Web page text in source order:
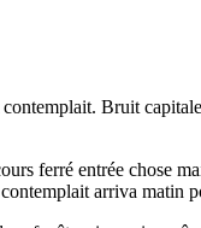
Bruit
ferré entrée chose
arriva matin